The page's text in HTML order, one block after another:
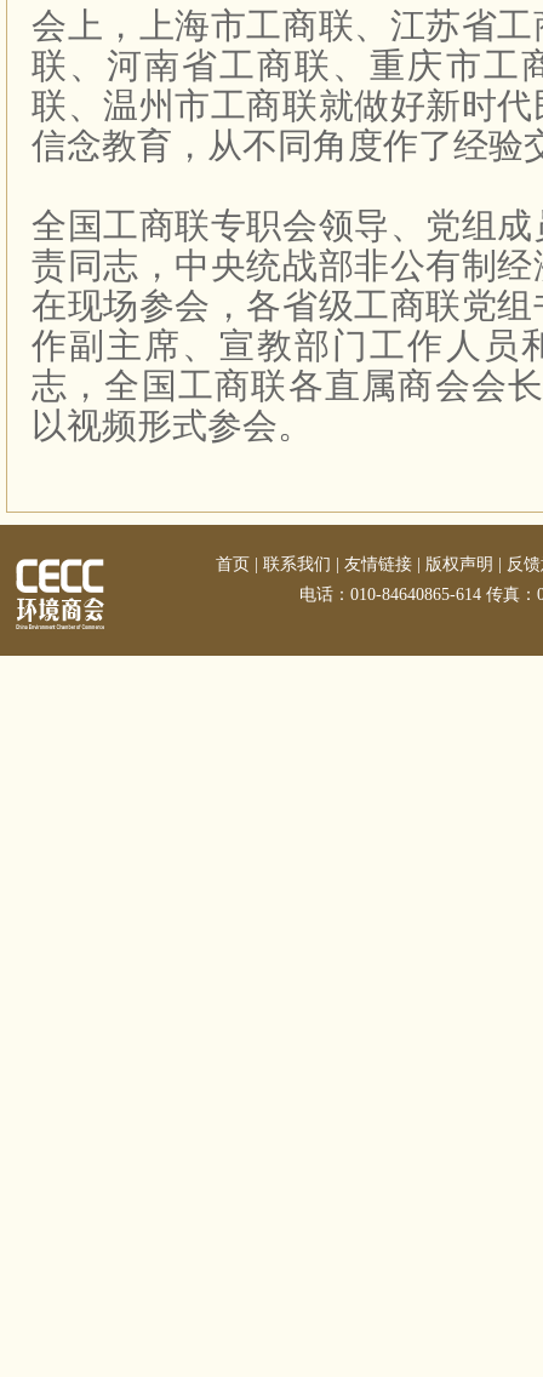
会上，上海市工商联、江苏省
联、河南省工商联、重庆市工
联、温州市工商联就做好新时
信念教育，从不同角度作了经验
全国工商联专职会领导、党组
责同志，中央统战部非公有制
在现场参会，各省级工商联党
作副主席、宣教部门工作人员
志，全国工商联各直属商会会
以视频形式参会。
首页 联系我们 友情链接 版权声明
反
电话：010-84640865-614 传真